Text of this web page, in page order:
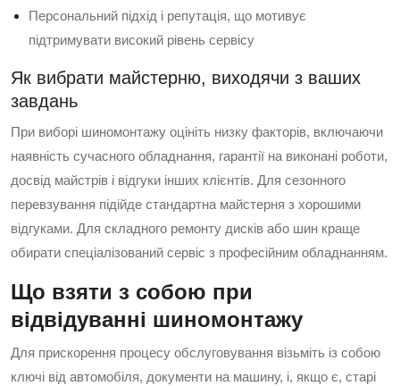
Персональний підхід і репутація, що мотивує
підтримувати високий рівень сервісу
Як вибрати майстерню, виходячи з ваших
завдань
При виборі шиномонтажу оцініть низку факторів, включаючи
наявність сучасного обладнання, гарантії на виконані роботи,
досвід майстрів і відгуки інших клієнтів. Для сезонного
перевзування підійде стандартна майстерня з хорошими
відгуками. Для складного ремонту дисків або шин краще
обирати спеціалізований сервіс з професійним обладнанням.
Що взяти з собою при
відвідуванні шиномонтажу
Для прискорення процесу обслуговування візьміть із собою
ключі від автомобіля, документи на машину, і, якщо є, старі